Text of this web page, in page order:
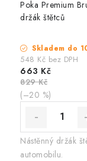
Poka Premium
držák štětců
Skladem do
548 Kč bez DPH
663 Kč
829 Kč
(–20 %)
Nástěnný držák
automobilu.